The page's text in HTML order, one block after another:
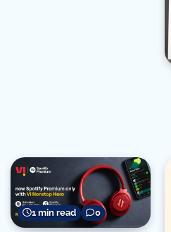
1 min read 0